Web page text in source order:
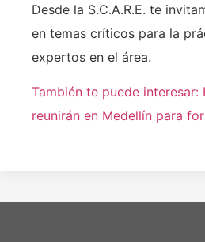
Desde la S.C.A.R.E. te
en temas críticos para la
expertos en el área.
También te puede
reunirán en Medellín para